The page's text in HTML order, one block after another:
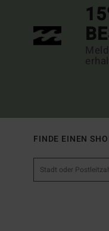
FINDE EINEN